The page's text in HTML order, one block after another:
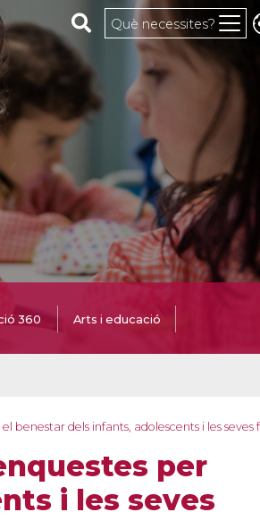
Cerca al web
Què necessites?
360 Arts i educació
benestar dels infants, adolescents i les seves
per
i les seves